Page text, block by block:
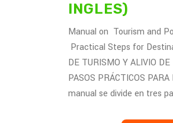
INGLES)
Manual on Tourism and
Practical Steps for
DE TURISMO Y ALIVIO
PASOS PRÁCTICOS
manual se divide en tres